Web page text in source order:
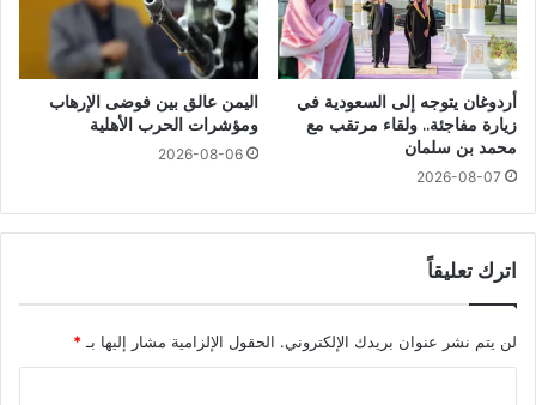
أردوغان يتوجه إلى السعودية في
زيارة مفاجئة.. ولقاء مرتقب مع
محمد بن سلمان
2026-08-07
اليمن عالق بين فوضى الإرهاب
ومؤشرات الحرب الأهلية
2026-08-06
اترك تعليقاً
لن يتم نشر عنوان بريدك الإلكتروني. الحقول الإلزامية مشار إليها بـ *